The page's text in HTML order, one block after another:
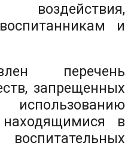
воздействия,
и
перечень
запрещенных
находящимися в